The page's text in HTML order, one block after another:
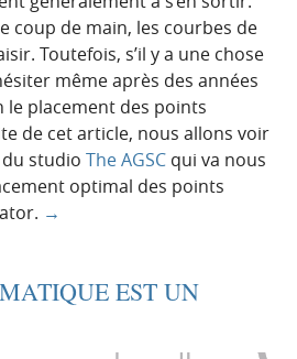
coup de main, les courbes de
Toutefois, s’il y a une chose
même après des années
le placement des points
de cet article, nous allons voir
studio The AGSC qui va nous
optimal des points
→
EST UN